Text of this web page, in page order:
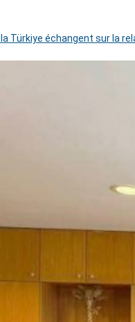
Türkiye échangent sur la